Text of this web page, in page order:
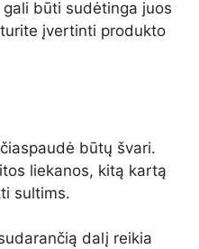
būti sudėtinga juos
įvertinti produkto
būtų švari.
liekanos, kitą kartą
sultims.
dalį reikia